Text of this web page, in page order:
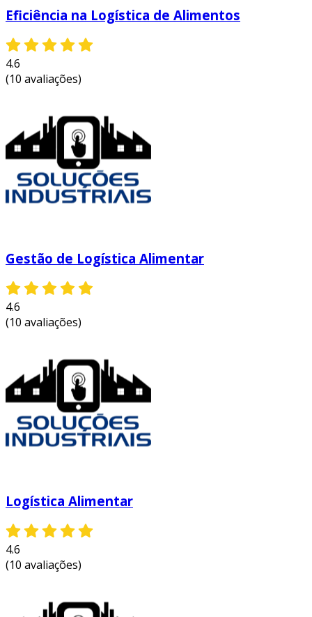
Eficiência na Logística de Alimentos
4.6
(10 avaliações)
Gestão de Logística Alimentar
4.6
(10 avaliações)
Logística Alimentar
4.6
(10 avaliações)